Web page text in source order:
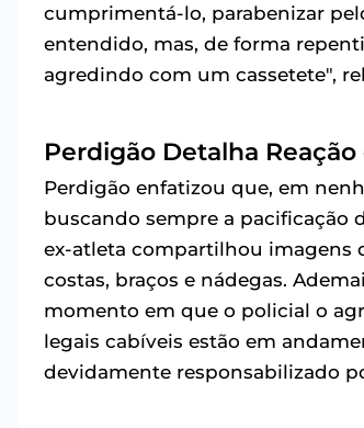
cumprimentá-lo, parabenizar
entendido, mas, de forma
agredindo com um cassetete",
Perdigão Detalha
Perdigão enfatizou que, em
buscando sempre a pacificação
ex-atleta compartilhou imagens
costas, braços e nádegas.
momento em que o policial o
legais cabíveis estão em
devidamente responsabilizado